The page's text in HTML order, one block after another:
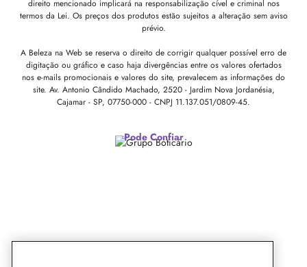
direito mencionado implicará na responsabilização cível e criminal nos
termos da Lei. Os preços dos produtos estão sujeitos a alteração sem aviso
prévio.
A Beleza na Web se reserva o direito de corrigir qualquer possível erro de
digitação ou gráfico e caso haja divergências entre os valores ofertados
nos e-mails promocionais e valores do site, prevalecem as informações do
site. Av. Antonio Cândido Machado, 2520 - Jardim Nova Jordanésia,
Cajamar - SP, 07750-000 - CNPJ 11.137.051/0809-45.
Pode Confiar